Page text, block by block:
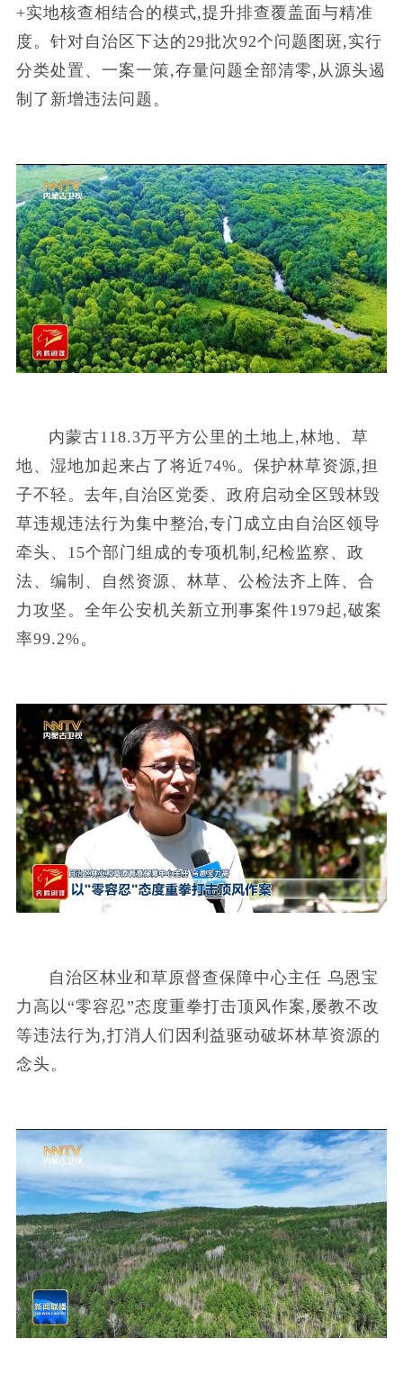
+实地核查相结合的模式,提升排查覆盖面与精准
度。针对自治区下达的29批次92个问题图斑,实行
分类处置、一案一策,存量问题全部清零,从源头遏
制了新增违法问题。
内蒙古118.3万平方公里的土地上,林地、草
地、湿地加起来占了将近74%。保护林草资源,担
子不轻。去年,自治区党委、政府启动全区毁林毁
草违规违法行为集中整治,专门成立由自治区领导
牵头、15个部门组成的专项机制,纪检监察、政
法、编制、自然资源、林草、公检法齐上阵、合
力攻坚。全年公安机关新立刑事案件1979起,破案
率99.2%。
自治区林业和草原督查保障中心主任 乌恩宝
力高以“零容忍”态度重拳打击顶风作案,屡教不改
等违法行为,打消人们因利益驱动破坏林草资源的
念头。